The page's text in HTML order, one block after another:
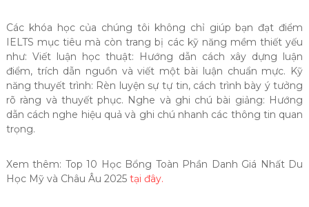
Các khóa học của chúng tôi không chỉ giúp bạn đạt điểm
IELTS mục tiêu mà còn trang bị các kỹ năng mềm thiết yếu
như: Viết luận học thuật: Hướng dẫn cách xây dựng luận
điểm, trích dẫn nguồn và viết một bài luận chuẩn mực. Kỹ
năng thuyết trình: Rèn luyện sự tự tin, cách trình bày ý tưởng
rõ ràng và thuyết phục. Nghe và ghi chú bài giảng: Hướng
dẫn cách nghe hiệu quả và ghi chú nhanh các thông tin quan
trọng.
Xem thêm: Top 10 Học Bổng Toàn Phần Danh Giá Nhất Du
Học Mỹ và Châu Âu 2025 tại đây.